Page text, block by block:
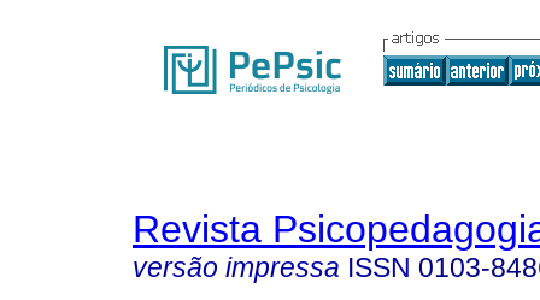
Revista
versão impressa ISSN 0103-